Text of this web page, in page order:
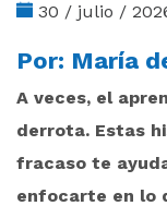
30 / julio /
Por: María
A veces, el
derrota. Estas
fracaso te
enfocarte en lo